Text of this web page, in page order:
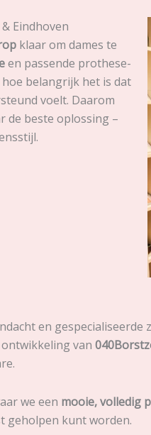
Eindhoven
klaar om dames te
en passende prothese-
belangrijk het is dat
voelt. Daarom
de beste oplossing –
en
van
we een mooie, volledig
geholpen kunt worden.